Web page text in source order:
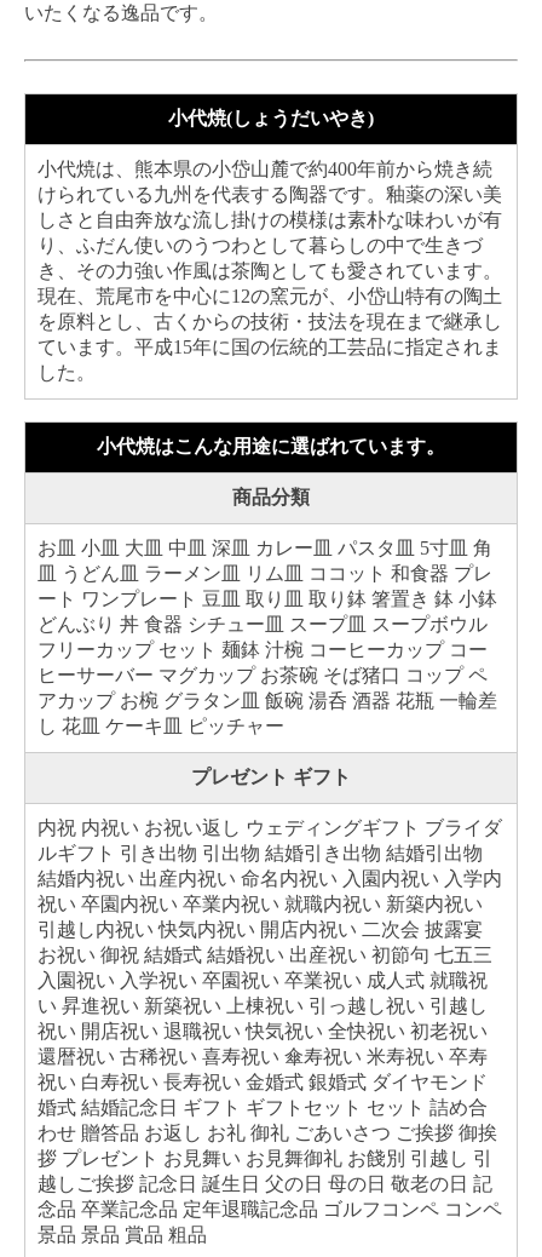
いたくなる逸品です。
小代焼(しょうだいやき)
小代焼は、熊本県の小岱山麓で約400年前から焼き続
けられている九州を代表する陶器です。釉薬の深い美
しさと自由奔放な流し掛けの模様は素朴な味わいが有
り、ふだん使いのうつわとして暮らしの中で生きづ
き、その力強い作風は茶陶としても愛されています。
現在、荒尾市を中心に12の窯元が、小岱山特有の陶土
を原料とし、古くからの技術・技法を現在まで継承し
ています。平成15年に国の伝統的工芸品に指定されま
した。
小代焼はこんな用途に選ばれています。
商品分類
お皿 小皿 大皿 中皿 深皿 カレー皿 パスタ皿 5寸皿 角
皿 うどん皿 ラーメン皿 リム皿 ココット 和食器 プレ
ート ワンプレート 豆皿 取り皿 取り鉢 箸置き 鉢 小鉢
どんぶり 丼 食器 シチュー皿 スープ皿 スープボウル
フリーカップ セット 麺鉢 汁椀 コーヒーカップ コー
ヒーサーバー マグカップ お茶碗 そば猪口 コップ ペ
アカップ お椀 グラタン皿 飯碗 湯呑 酒器 花瓶 一輪差
し 花皿 ケーキ皿 ピッチャー
プレゼント ギフト
内祝 内祝い お祝い返し ウェディングギフト ブライダ
ルギフト 引き出物 引出物 結婚引き出物 結婚引出物
結婚内祝い 出産内祝い 命名内祝い 入園内祝い 入学内
祝い 卒園内祝い 卒業内祝い 就職内祝い 新築内祝い
引越し内祝い 快気内祝い 開店内祝い 二次会 披露宴
お祝い 御祝 結婚式 結婚祝い 出産祝い 初節句 七五三
入園祝い 入学祝い 卒園祝い 卒業祝い 成人式 就職祝
い 昇進祝い 新築祝い 上棟祝い 引っ越し祝い 引越し
祝い 開店祝い 退職祝い 快気祝い 全快祝い 初老祝い
還暦祝い 古稀祝い 喜寿祝い 傘寿祝い 米寿祝い 卒寿
祝い 白寿祝い 長寿祝い 金婚式 銀婚式 ダイヤモンド
婚式 結婚記念日 ギフト ギフトセット セット 詰め合
わせ 贈答品 お返し お礼 御礼 ごあいさつ ご挨拶 御挨
拶 プレゼント お見舞い お見舞御礼 お餞別 引越し 引
越しご挨拶 記念日 誕生日 父の日 母の日 敬老の日 記
念品 卒業記念品 定年退職記念品 ゴルフコンペ コンペ
景品 景品 賞品 粗品